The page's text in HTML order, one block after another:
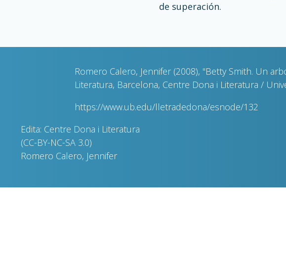
de superación.
Romero Calero, Jennifer (2008), "Betty Smith. Un
Literatura, Barcelona, Centre Dona i Literatura /
https://www.ub.edu/lletradedona/esnode/132
Edita: Centre Dona i Literatura
(CC-BY-NC-SA 3.0)
Romero Calero, Jennifer